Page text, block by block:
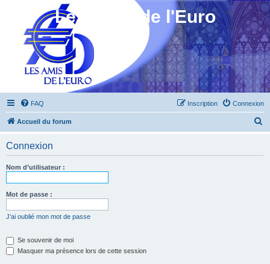
Les Amis de l'Euro
FAQ Connexion
Inscription
Accueil du forum
Connexion
Nom d’utilisateur :
Mot de passe :
J’ai oublié mon mot de passe
Se souvenir de moi
Masquer ma présence lors de cette session